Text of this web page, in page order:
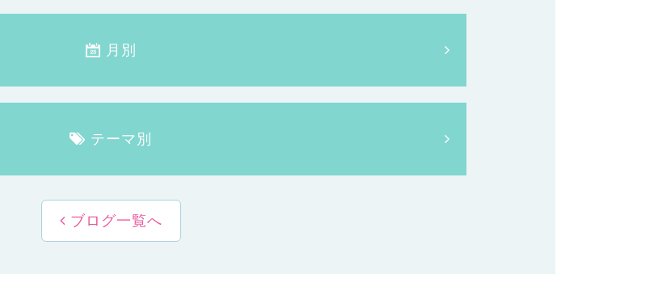
月別
テーマ別
ブログ一覧へ